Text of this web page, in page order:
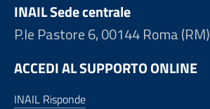
INAIL Sede centrale
P.le Pastore 6, 00144 Roma (RM)
ACCEDI AL SUPPORTO ONLINE
INAIL Risponde